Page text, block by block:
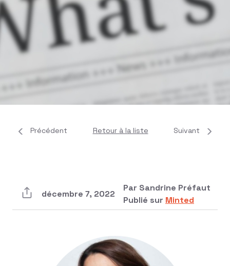
Précédent Retour à la liste Suivant
décembre 7, 2022
Par Sandrine Préfaut
Publié sur Minted